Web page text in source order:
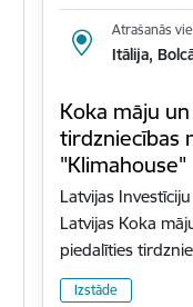
Atrašanās
Itālija,
Koka māju
tirdzniecības
"Klimahouse"
Latvijas
Latvijas Koka
piedalīties
Izstāde